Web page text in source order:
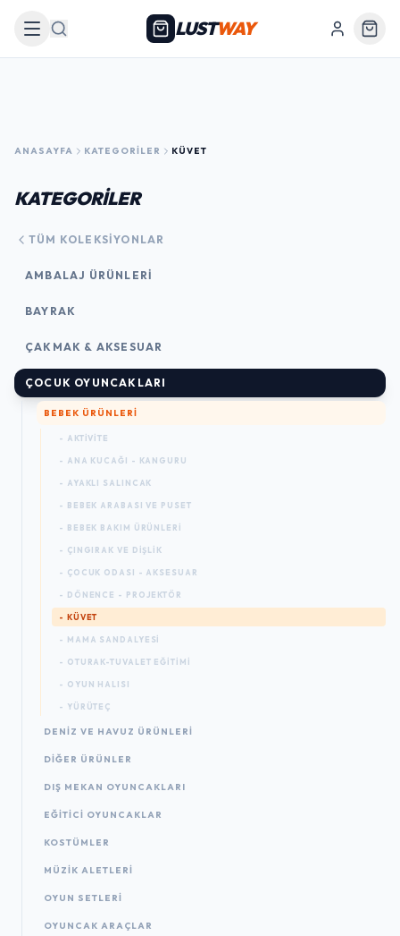
Arama LUSTWAY
ANASAYFA KATEGORILER KÜVET
KATEGORİLER
TÜM KOLEKSIYONLAR
AMBALAJ ÜRÜNLERI
BAYRAK
ÇAKMAK & AKSESUAR
ÇOCUK OYUNCAKLARI
BEBEK ÜRÜNLERI
- AKTIVITE
- ANA KUCAĞI - KANGURU
- AYAKLI SALINCAK
- BEBEK ARABASI VE PUSET
- BEBEK BAKIM ÜRÜNLERI
- ÇINGIRAK VE DIŞLIK
- ÇOCUK ODASI - AKSESUAR
- DÖNENCE - PROJEKTÖR
- KÜVET
- MAMA SANDALYESI
- OTURAK-TUVALET EĞITIMI
- OYUN HALISI
- YÜRÜTEÇ
DENIZ VE HAVUZ ÜRÜNLERI
DIĞER ÜRÜNLER
DIŞ MEKAN OYUNCAKLARI
EĞITICI OYUNCAKLAR
KOSTÜMLER
MÜZIK ALETLERI
OYUN SETLERI
OYUNCAK ARAÇLAR